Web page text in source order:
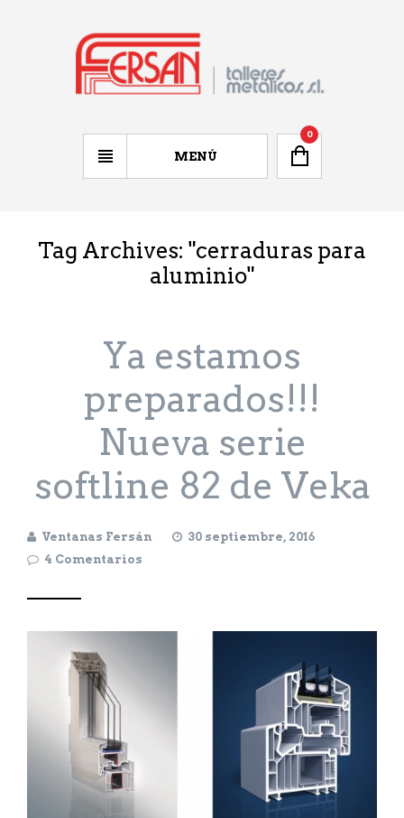
MENÚ
0
Tag Archives: "cerraduras para
aluminio"
Ya estamos
preparados!!!
Nueva serie
softline 82 de Veka
Ventanas Fersán
30 septiembre, 2016
4 Comentarios